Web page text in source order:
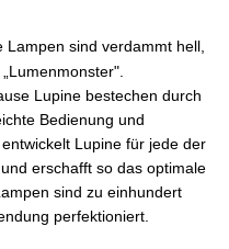
Lampen sind verdammt hell,
Lupine bestechen durch
Bedienung und
Lupine für jede der
erschafft so das optimale
sind zu einhundert
perfektioniert.